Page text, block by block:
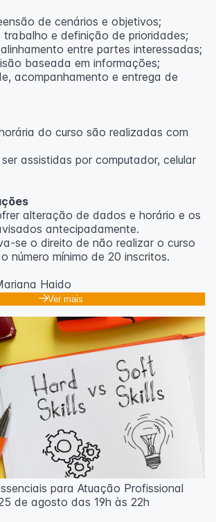
de cenários e objetivos;
e definição de prioridades;
entre partes interessadas;
baseada em informações;
acompanhamento e entrega de
do curso são realizadas com
assistidas por computador, celular
alteração de dados e horário e os
​​antecipadamente.
se o direito de não realizar o curso
número mínimo de 20 inscritos.
Haido
Ver mais
para Atuação Profissional
de agosto das 19h às 22h